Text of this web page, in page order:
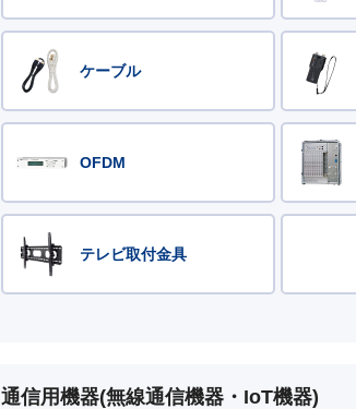
ケーブル
OFDM
テレビ取付金具
通信用機器(無線通信機器・IoT機器)